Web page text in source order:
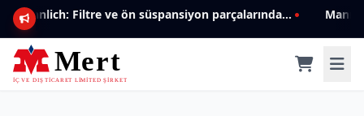
Mannlich: Filtre ve ön süspansiyon parçalarında genişleyen ürün yelpazesiyle kalite ve güven.